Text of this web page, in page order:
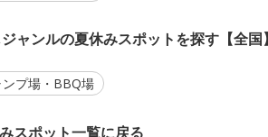
ャンルの夏休みスポットを探す【全国】
ンプ場・BBQ場
スポット一覧に戻る